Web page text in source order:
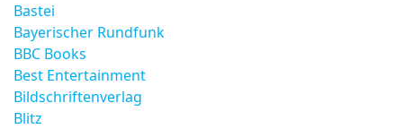
Bastei
Bayerischer Rundfunk
BBC Books
Best Entertainment
Bildschriftenverlag
Blitz